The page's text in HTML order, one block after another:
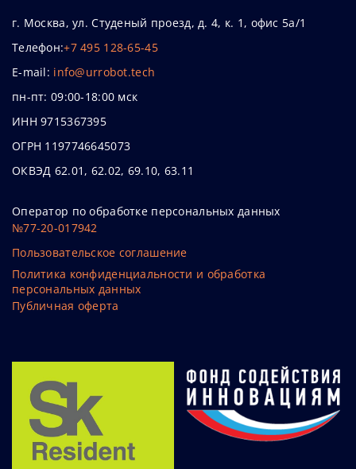
г. Москва, ул. Студеный проезд, д. 4, к. 1, офис 5а/1
Телефон:+7 495 128-65-45
E-mail: info@urrobot.tech
пн-пт: 09:00-18:00 мск
ИНН 9715367395
ОГРН 1197746645073
ОКВЭД 62.01, 62.02, 69.10, 63.11
Оператор по обработке персональных данных
№77-20-017942
Пользовательское соглашение
Политика конфиденциальности и обработка
персональных данных
Публичная оферта